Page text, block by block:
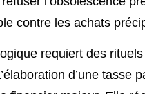
contre les achats
requiert des
d’une tasse